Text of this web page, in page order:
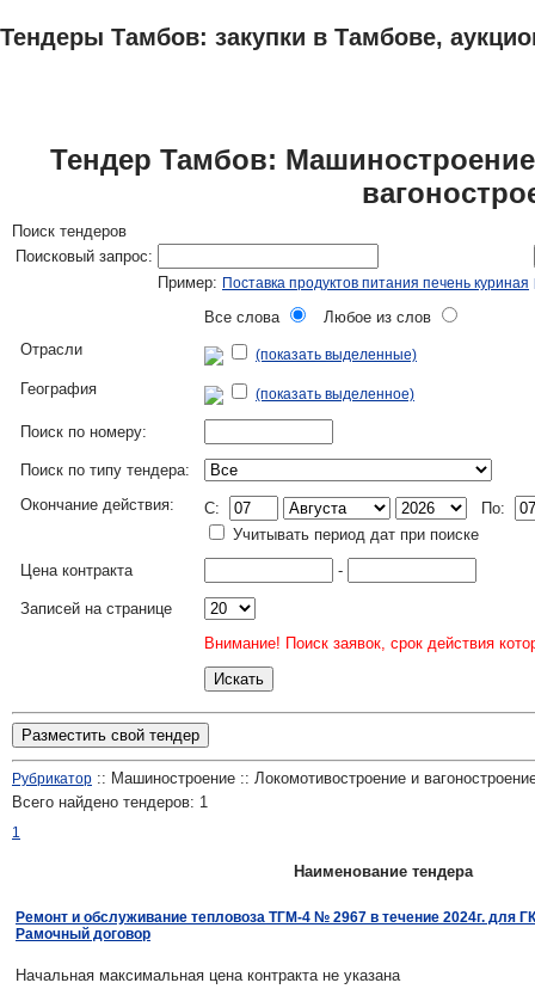
Тендеры Тамбов: закупки в Тамбове,
Тендер Тамбов:
Поиск тендеров
Поисковый запрос:
Пример: Поставка продуктов питания печень куриная
Все слова
Любое из слов
Отрасли
(показать выделенные)
География (показать выделенное)
Поиск по номеру:
Поиск по типу тендера:
Окончание действия:
C:
По:
Учитывать период дат при поиске
Цена контракта
-
Записей на странице
Внимание! Поиск заявок, срок действия
Разместить свой тендер
Рубрикатор :: Машиностроение :: Локомотивостроение и
Всего найдено тендеров: 1
1
Наименование тендера
Ремонт и обслуживание тепловоза ТГМ-4 № 2967 в течение 2024г. для
Рамочный договор
Начальная максимальная цена контракта не указана